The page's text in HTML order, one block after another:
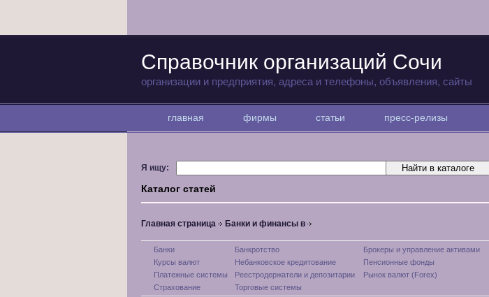
Справочник организаций Сочи
организации и предприятия, адреса и телефоны, объявления, сайты
главная фирмы статьи пресс-релизы
Я ищу:
Каталог статей
Главная страница Банки и финансы в
Банки Банкротство
Брокеры и управление активами
Курсы валют
Небанковское кредитование
Пенсионные фонды
Платежные системы
Реестродержатели и депозитарии
Рынок валют (Forex)
Страхование
Торговые системы